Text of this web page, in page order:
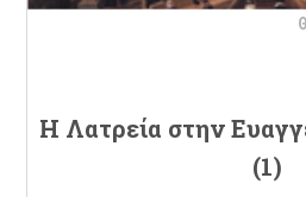
H Λατρεία στην
(1)